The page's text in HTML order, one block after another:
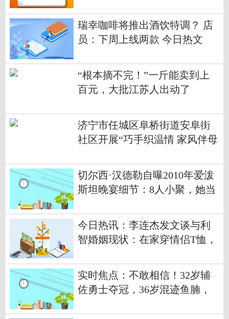
瑞幸咖啡将推出酒饮特调？ 店
员：下周上线两款 今日热文
“根本摘不完！”一斤能卖到上
百元，大批江苏人出动了
济宁市任城区阜桥街道安阜街
社区开展“巧手织温情 家风伴母
切尔西·汉德勒自曝2010年爱泼
斯坦晚宴细节：8人小聚，她当
今日热讯：李连杰发文谈与利
智婚姻现状：在家穿情侣T恤，
实时焦点：不敢相信！32岁辅
佐勇士夺冠，36岁混迹鱼腩，